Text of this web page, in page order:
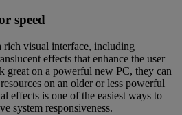
speed
visual interface, including
effects that enhance the user
great on a powerful new PC, they can
on an older or less powerful
effects is one of the easiest ways to
system responsiveness.